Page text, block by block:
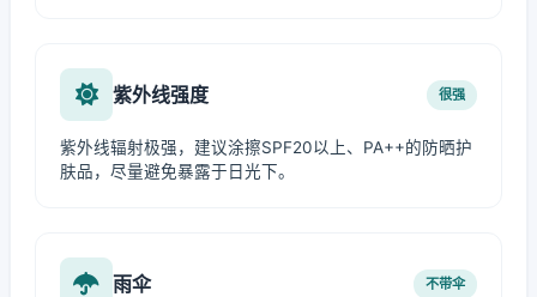
紫外线强度 很强
紫外线辐射极强，建议涂擦SPF20以上、PA++的防晒护
肤品，尽量避免暴露于日光下。
雨伞 不带伞